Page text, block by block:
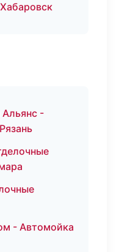
-
- Автомойка